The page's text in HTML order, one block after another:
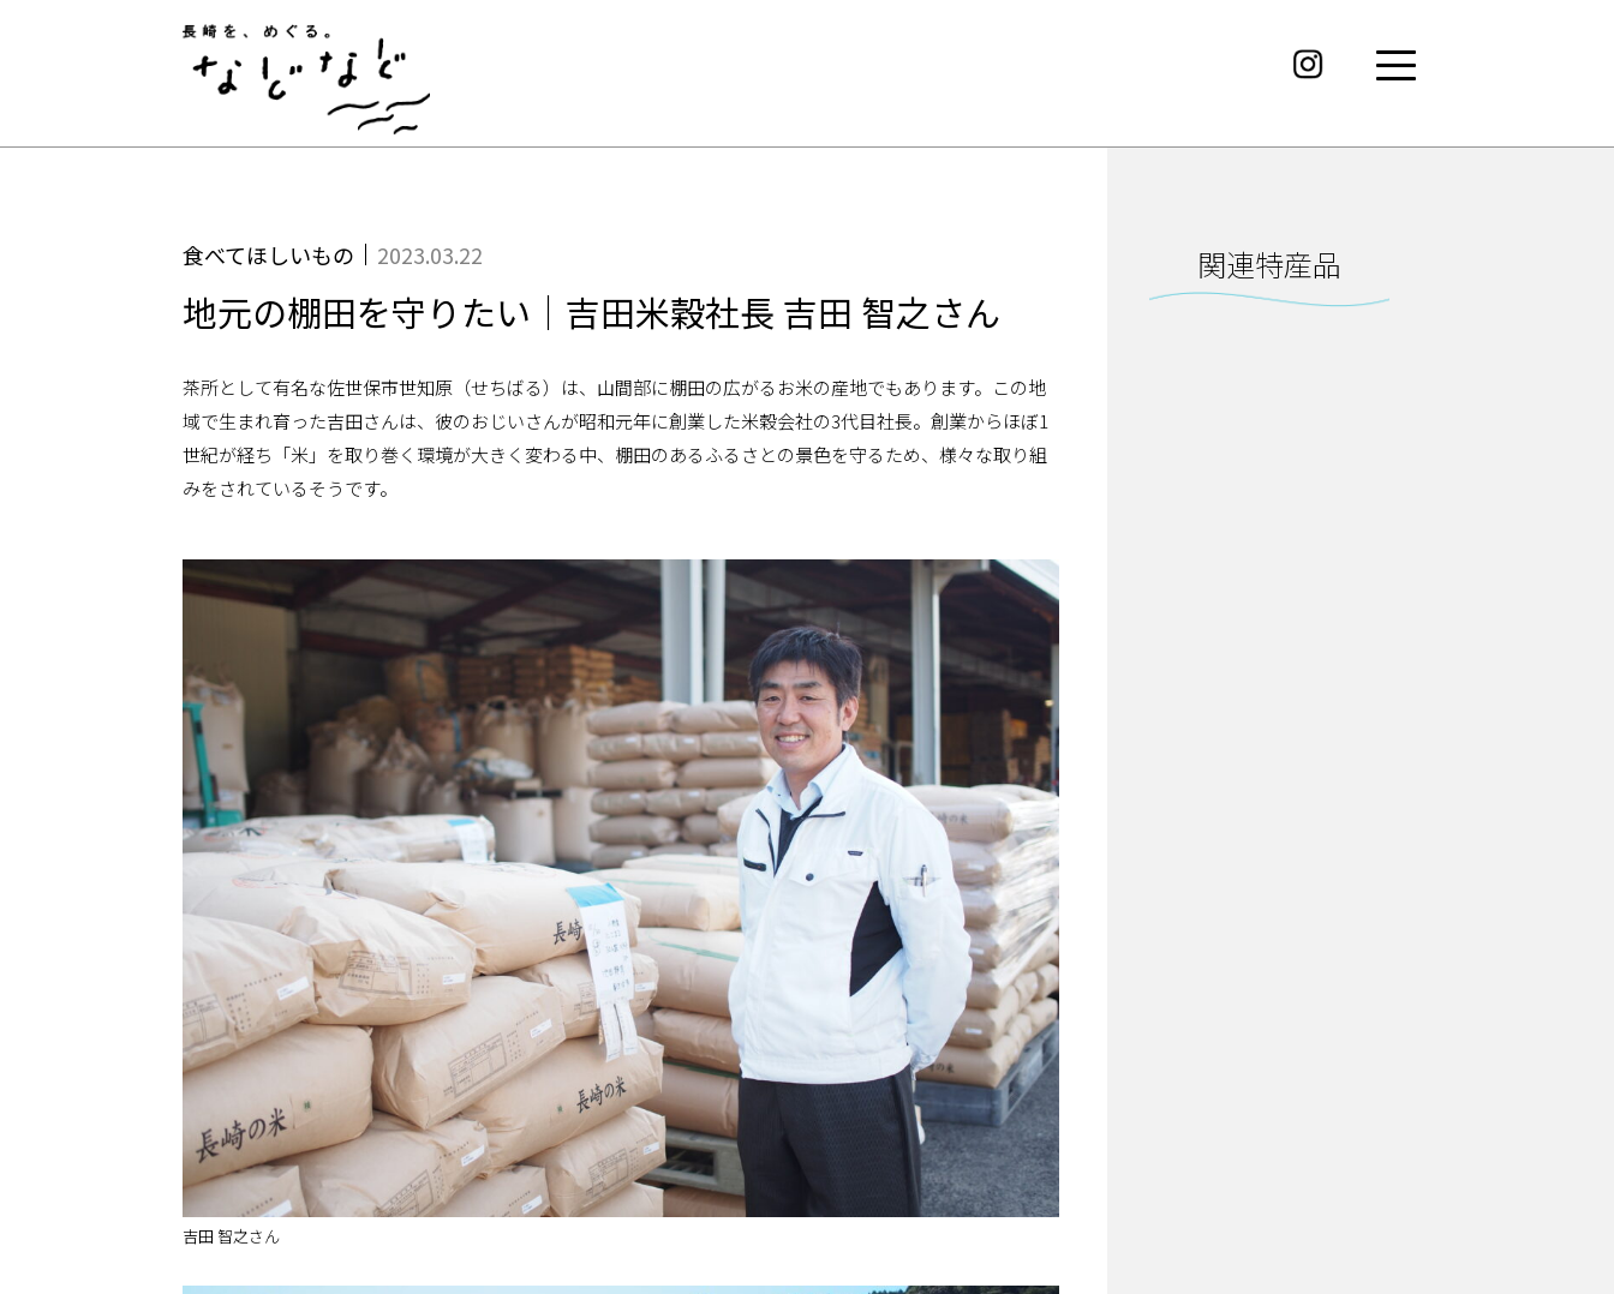
食べてほしいもの 2023.03.22
地元の棚田を守りたい｜吉田米穀社長 吉田 智之さん
茶所として有名な佐世保市世知原（せちばる）は、山間部に棚田の広がるお米の産地でもあります。この地
域で生まれ育った吉田さんは、彼のおじいさんが昭和元年に創業した米穀会社の3代目社長。創業からほぼ1
世紀が経ち「米」を取り巻く環境が大きく変わる中、棚田のあるふるさとの景色を守るため、様々な取り組
みをされているそうです。
吉田 智之さん
関連特産品